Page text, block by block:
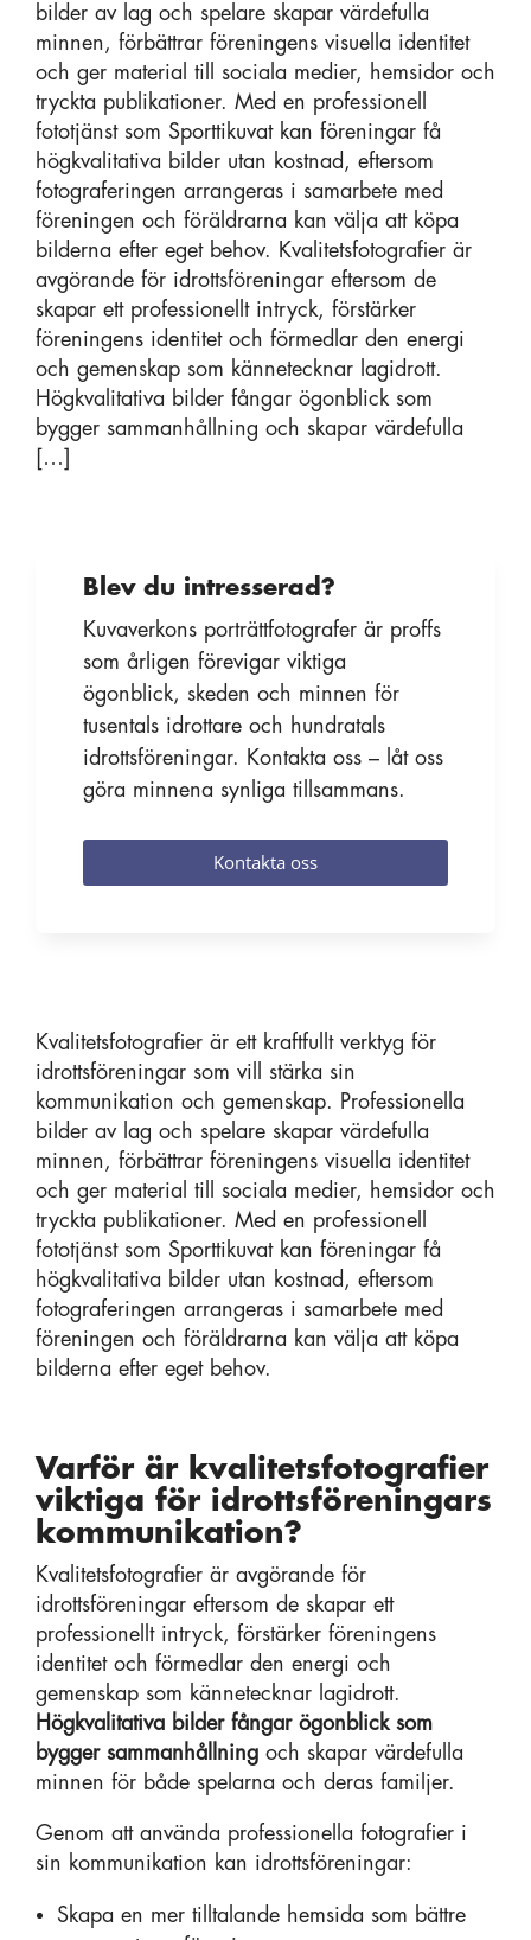
bilder av lag och spelare skapar värdefulla
minnen, förbättrar föreningens visuella identitet
och ger material till sociala medier, hemsidor och
tryckta publikationer. Med en professionell
fototjänst som Sporttikuvat kan föreningar få
högkvalitativa bilder utan kostnad, eftersom
fotograferingen arrangeras i samarbete med
föreningen och föräldrarna kan välja att köpa
bilderna efter eget behov. Kvalitetsfotografier är
avgörande för idrottsföreningar eftersom de
skapar ett professionellt intryck, förstärker
föreningens identitet och förmedlar den energi
och gemenskap som kännetecknar lagidrott.
Högkvalitativa bilder fångar ögonblick som
bygger sammanhållning och skapar värdefulla
[…]
Kvalitetsfotografier är ett kraftfullt verktyg för
idrottsföreningar som vill stärka sin
kommunikation och gemenskap. Professionella
bilder av lag och spelare skapar värdefulla
minnen, förbättrar föreningens visuella identitet
och ger material till sociala medier, hemsidor och
tryckta publikationer. Med en professionell
fototjänst som Sporttikuvat kan föreningar få
högkvalitativa bilder utan kostnad, eftersom
fotograferingen arrangeras i samarbete med
föreningen och föräldrarna kan välja att köpa
bilderna efter eget behov.
Varför är kvalitetsfotografier
viktiga för idrottsföreningars
kommunikation?
Kvalitetsfotografier är avgörande för
idrottsföreningar eftersom de skapar ett
professionellt intryck, förstärker föreningens
identitet och förmedlar den energi och
gemenskap som kännetecknar lagidrott.
Högkvalitativa bilder fångar ögonblick som
bygger sammanhållning och skapar värdefulla
minnen för både spelarna och deras familjer.
Genom att använda professionella fotografier i
sin kommunikation kan idrottsföreningar:
Skapa en mer tilltalande hemsida som bättre
Blev du intresserad?
Kuvaverkons porträttfotografer är proffs
som årligen förevigar viktiga
ögonblick, skeden och minnen för
tusentals idrottare och hundratals
idrottsföreningar. Kontakta oss – låt oss
göra minnena synliga tillsammans.
Kontakta oss